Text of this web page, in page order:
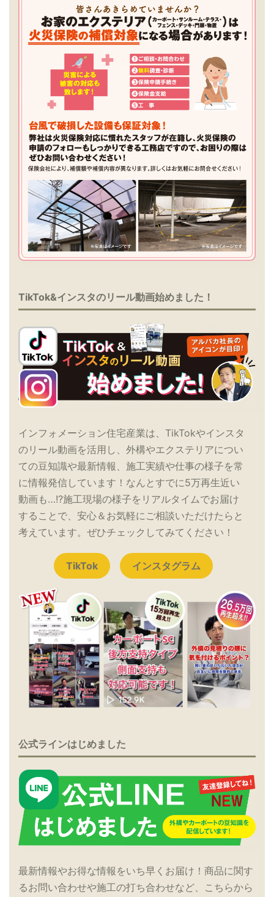
TikTok&インスタのリール動画始めました！
インフォメーション住宅産業は、TikTokやインスタ
のリール動画を活用し、外構やエクステリアについ
ての豆知識や最新情報、施工実績や仕事の様子を常
に情報発信しています！なんとすでに5万再生近い
動画も…!?施工現場の様子をリアルタイムでお届け
することで、安心＆お気軽にご相談いただけたらと
考えています。ぜひチェックしてみてください！
TikTok インスタグラム
公式ラインはじめました
最新情報やお得な情報をいち早くお届け！商品に関す
るお問い合わせや施工の打ち合わせなど、こちらから